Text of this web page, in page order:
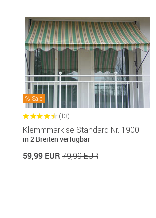
Sale
(13)
Klemmmarkise Standard Nr. 1900
in 2 Breiten verfügbar
59,99 EUR 79,99 EUR